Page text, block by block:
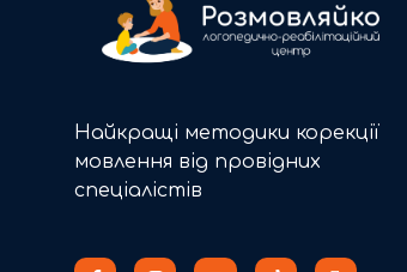
Найкращі методики корекції
мовлення від провідних
спеціалістів